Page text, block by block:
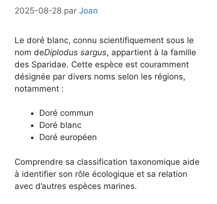
2025-08-28 par Joan
Le doré blanc, connu scientifiquement sous le
nom deDiplodus sargus, appartient à la famille
des Sparidae. Cette espèce est couramment
désignée par divers noms selon les régions,
notamment :
Doré commun
Doré blanc
Doré européen
Comprendre sa classification taxonomique aide
à identifier son rôle écologique et sa relation
avec d’autres espèces marines.